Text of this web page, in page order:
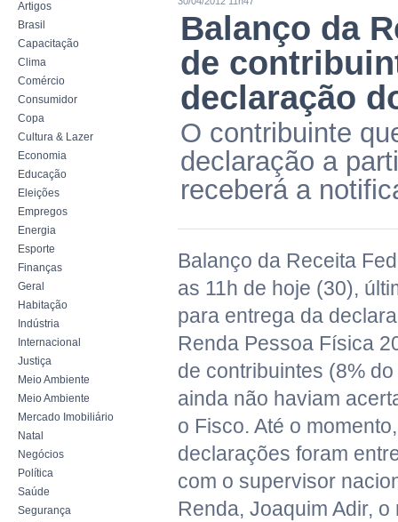
Artigos
Brasil
Capacitação
Clima
Comércio
Consumidor
Copa
Cultura & Lazer
Economia
Educação
Eleições
Empregos
Energia
Esporte
Finanças
Geral
Habitação
Indústria
Internacional
Justiça
Meio Ambiente
Meio Ambiente
Mercado Imobiliário
Natal
Negócios
Política
Saúde
Segurança
Balanço da
de
declaração
O contribuinte
declaração a
receberá a
Balanço da Receita
as 11h de hoje (30),
para entrega da
Renda Pessoa Física
de contribuintes (8%
ainda não haviam
o Fisco. Até o
declarações foram
com o supervisor
Renda, Joaquim Adir,